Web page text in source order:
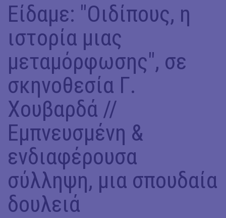
Είδαμε: "Οιδίπους, η
ιστορία μιας
μεταμόρφωσης", σε
σκηνοθεσία Γ.
Χουβαρδά //
Eμπνευσμένη &
ενδιαφέρουσα
σύλληψη, μια σπουδαία
δουλειά